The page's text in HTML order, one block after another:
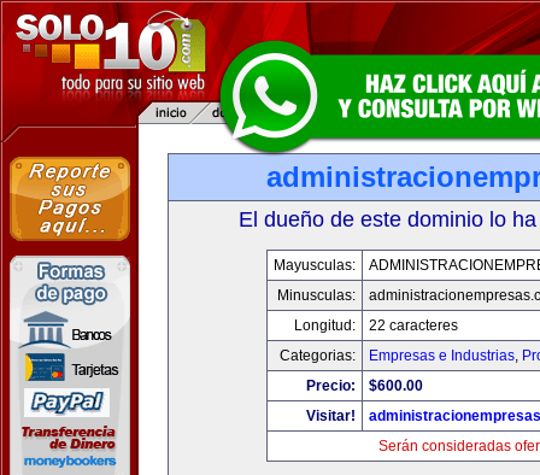
El dueño de este dominio lo
Mayusculas:
Minusculas:
Longitud:
22 caracteres
Categorias:
Empresas e Industrias,
Precio:
$600.00
Visitar!
Serán consideradas